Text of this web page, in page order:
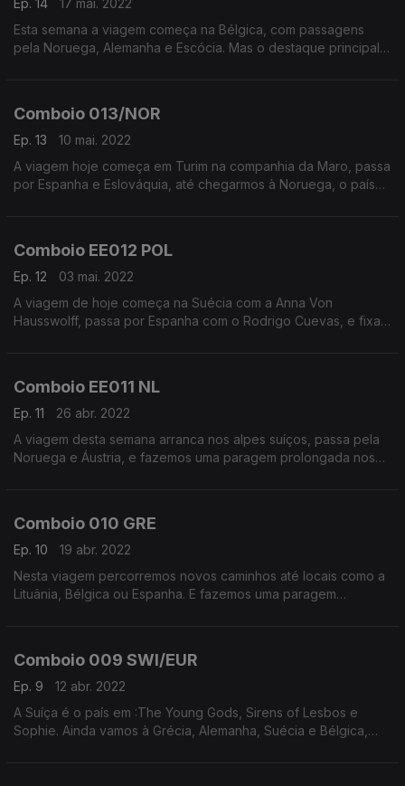
Ep. 14
17 mai. 2022
Esta semana a viagem começa na Bélgica, com passagens
pela Noruega, Alemanha e Escócia. Mas o destaque principal
Comboio 013/NOR
Ep. 13
10 mai. 2022
A viagem hoje começa em Turim na companhia da Maro, passa
por Espanha e Eslováquia, até chegarmos à Noruega, o país
Comboio EE012 POL
Ep. 12
03 mai. 2022
A viagem de hoje começa na Suécia com a Anna Von
Hausswolff, passa por Espanha com o Rodrigo Cuevas, e fixa-
Comboio EE011 NL
Ep. 11
26 abr. 2022
A viagem desta semana arranca nos alpes suíços, passa pela
Noruega e Áustria, e fazemos uma paragem prolongada nos
Comboio 010 GRE
Ep. 10
19 abr. 2022
Nesta viagem percorremos novos caminhos até locais como a
Lituânia, Bélgica ou Espanha. E fazemos uma paragem
Comboio 009 SWI/EUR
Ep. 9
12 abr. 2022
A Suíça é o país em :The Young Gods, Sirens of Lesbos e
Sophie. Ainda vamos à Grécia, Alemanha, Suécia e Bélgica,